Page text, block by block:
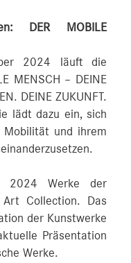
DER MOBILE
2024 läuft die
MENSCH – DEINE
DEINE ZUKUNFT.
lädt dazu ein, sich
Mobilität und ihrem
2024 Werke der
Art Collection. Das
der Kunstwerke
Präsentation
Werke.